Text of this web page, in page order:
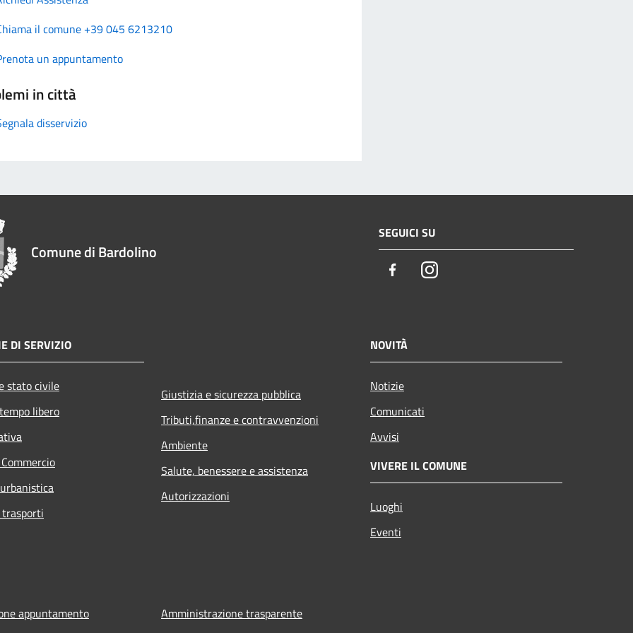
il comune +39 045 6213210
un appuntamento
in città
disservizio
Comune di Bardolino
SEGUICI SU
FacebookInstagram
DI SERVIZIO
stato civile
libero
Giustizia e sicurezza pubblica
Tributi,finanze e contravvenzioni
Ambiente
Salute, benessere e assistenza
Autorizzazioni
NOVITÀ
Notizie
Comunicati
Avvisi
VIVERE IL COMUNE
Luoghi
Eventi
appuntamento
Amministrazione trasparente